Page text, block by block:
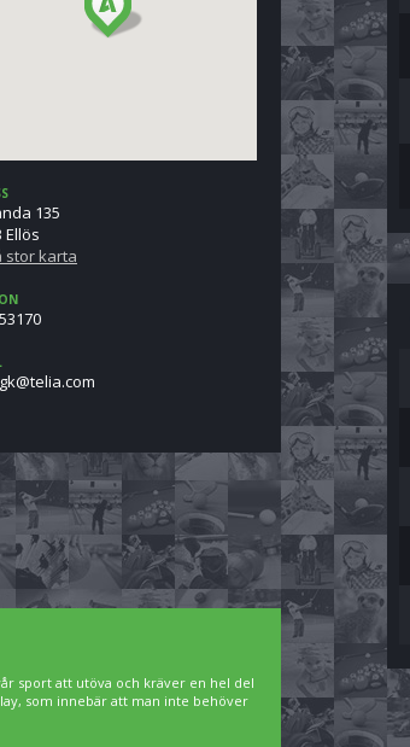
135
Ellös
stor karta
sport att utöva och kräver en hel del
som innebär att man inte behöver